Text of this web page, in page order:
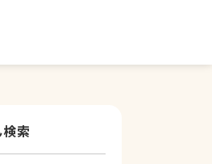
索